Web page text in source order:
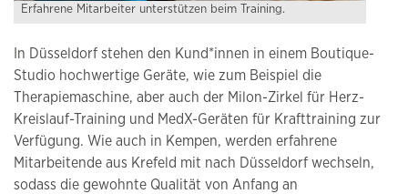
Erfahrene Mitarbeiter unterstützen beim Training.
In Düsseldorf stehen den Kund*innen in einem Boutique-
Studio hochwertige Geräte, wie zum Beispiel die
Therapiemaschine, aber auch der Milon-Zirkel für Herz-
Kreislauf-Training und MedX-Geräten für Krafttraining zur
Verfügung. Wie auch in Kempen, werden erfahrene
Mitarbeitende aus Krefeld mit nach Düsseldorf wechseln,
sodass die gewohnte Qualität von Anfang an